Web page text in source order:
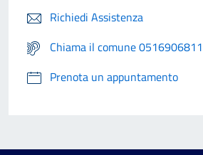
Richiedi Assistenza
Chiama il comune 0516906811
Prenota un appuntamento